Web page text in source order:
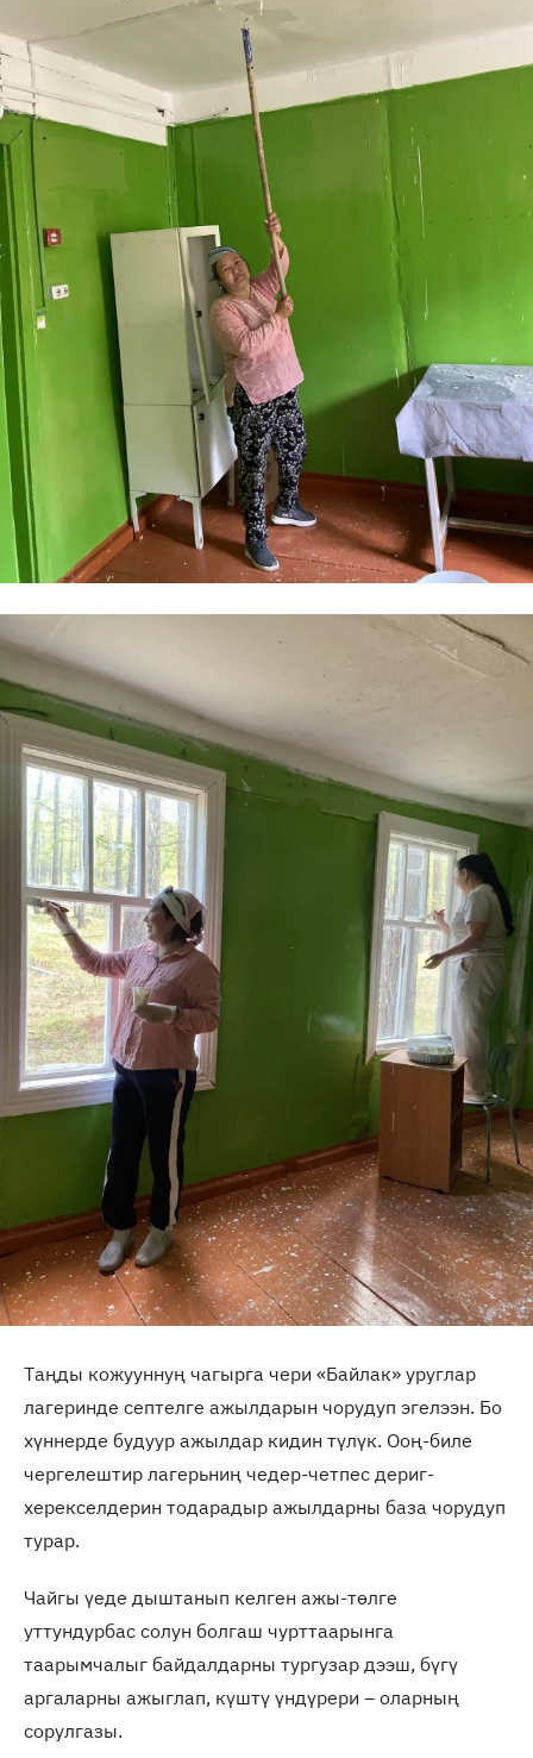
Таңды кожууннуң чагырга чери «Байлак» уруглар
лагеринде септелге ажылдарын чорудуп эгелээн. Бо
хүннерде будуур ажылдар кидин түлүк. Ооң-биле
чергелештир лагерьниң чедер-четпес дериг-
херекселдерин тодарадыр ажылдарны база чорудуп
турар.
Чайгы үеде дыштанып келген ажы-төлге
уттундурбас солун болгаш чурттаарынга
таарымчалыг байдалдарны тургузар дээш, бүгү
аргаларны ажыглап, күштү үндүрери – оларның
сорулгазы.